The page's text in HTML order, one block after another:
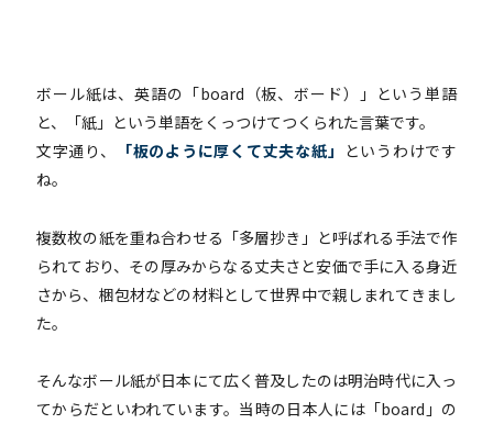
ボール紙は、英語の「board（板、ボード）」という単語
と、「紙」という単語をくっつけてつくられた言葉です。
文字通り、
「板のように厚くて丈夫な紙」 というわけです
ね。
複数枚の紙を重ね合わせる「多層抄き」と呼ばれる手法で作
られており、その厚みからなる丈夫さと安価で手に入る身近
さから、梱包材などの材料として世界中で親しまれてきまし
た。
そんなボール紙が日本にて広く普及したのは明治時代に入っ
てからだといわれています。当時の日本人には「board」の